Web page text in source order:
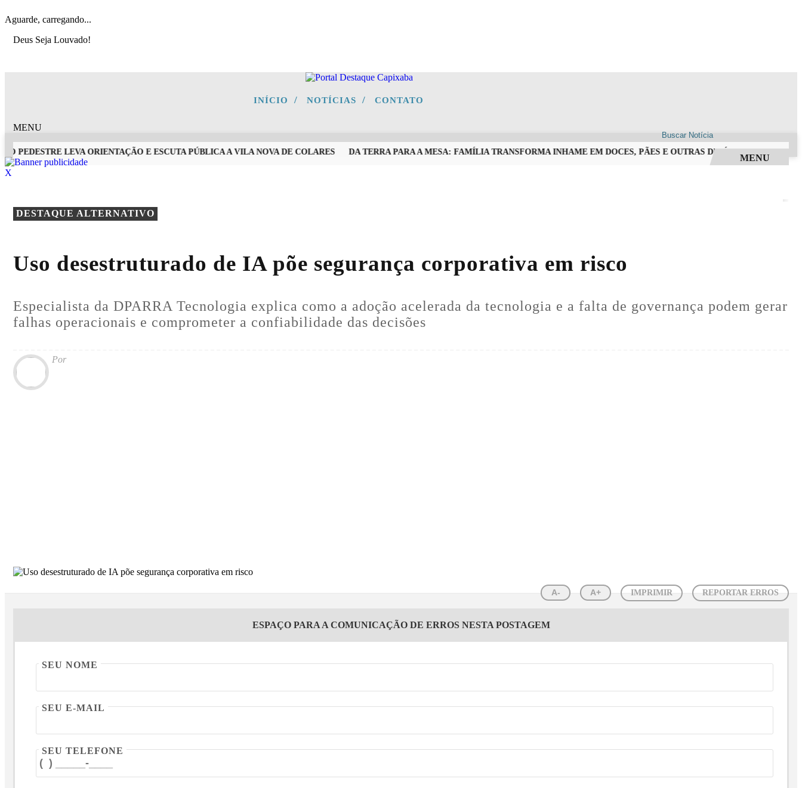
Aguarde, carregando...
Deus Seja Louvado!
INÍCIO / NOTÍCIAS / CONTATO
MENU
LEVA ORIENTAÇÃO E ESCUTA PÚBLICA A VILA NOVA DE COLARES DA TERRA PARA A MESA: FAMÍLIA TRANSFORMA INHAME EM DOCES, PÃES E OUTRAS DELÍCIAS EM ALFREDO
MENU
X
DESTAQUE ALTERNATIVO
Uso desestruturado de IA põe segurança corporativa em risco
Especialista da DPARRA Tecnologia explica como a adoção acelerada da tecnologia e a falta de governança podem gerar
falhas operacionais e comprometer a confiabilidade das decisões
Por
A- A+ IMPRIMIR REPORTAR ERROS
ESPAÇO PARA A COMUNICAÇÃO DE ERROS NESTA POSTAGEM
SEU NOME
SEU E-MAIL
SEU TELEFONE